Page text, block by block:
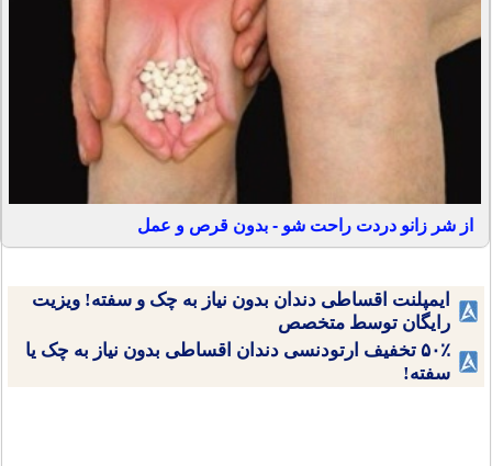
از شر زانو دردت راحت شو - بدون قرص و عمل
ایمپلنت اقساطی دندان بدون نیاز به چک و سفته! ویزیت
رایگان توسط متخصص
۵۰٪ تخفیف ارتودنسی دندان اقساطی بدون نیاز به چک یا
سفته!